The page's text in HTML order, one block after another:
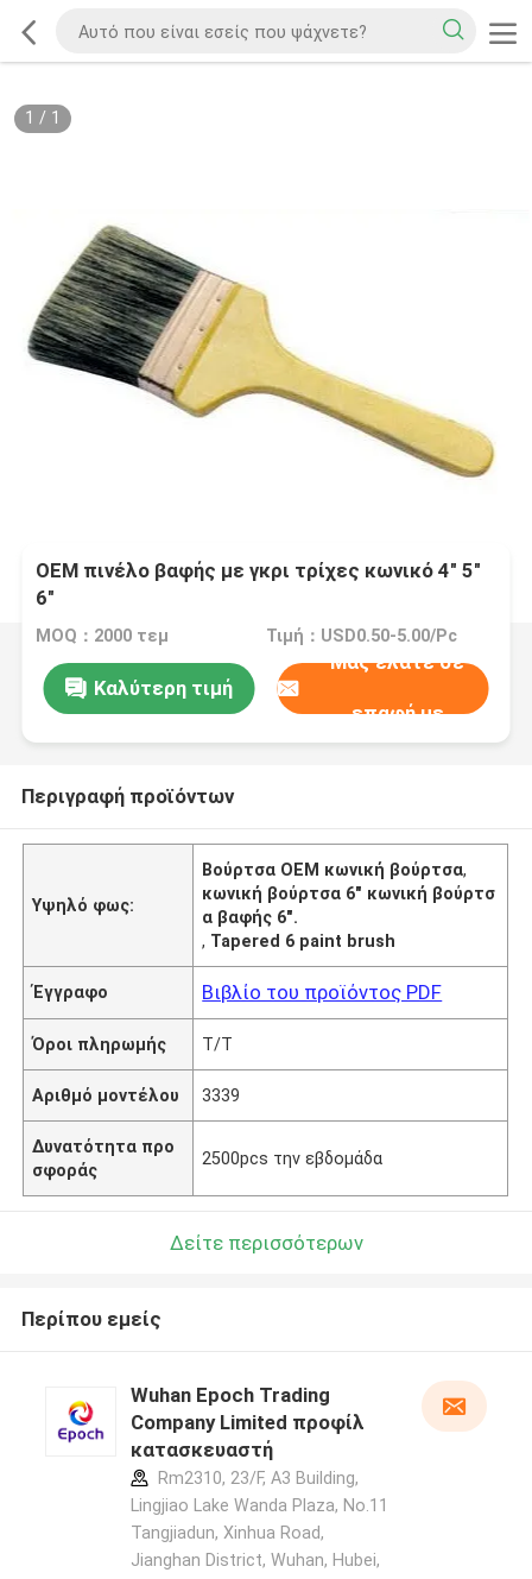
1 / 1
OEM πινέλο βαφής με γκρι τρίχες κωνικό 4" 5"
6"
MOQ：2000 τεμ Τιμή：USD0.50-5.00/Pc
Καλύτερη τιμή
Μας ελάτε σε
επαφή με
Περιγραφή προϊόντων
Υψηλό φως:
Βούρτσα OEM κωνική βούρτσα,
κωνική βούρτσα 6" κωνική βούρτσ
α βαφής 6".
, Tapered 6 paint brush
Έγγραφο Βιβλίο του προϊόντος PDF
Όροι πληρωμής T/T
Αριθμό μοντέλου 3339
Δυνατότητα προ
σφοράς
2500pcs την εβδομάδα
Δείτε περισσότερων
Περίπου εμείς
Wuhan Epoch Trading
Company Limited προφίλ
κατασκευαστή
Rm2310, 23/F, A3 Building,
Lingjiao Lake Wanda Plaza, No.11
Tangjiadun, Xinhua Road,
Jianghan District, Wuhan, Hubei,